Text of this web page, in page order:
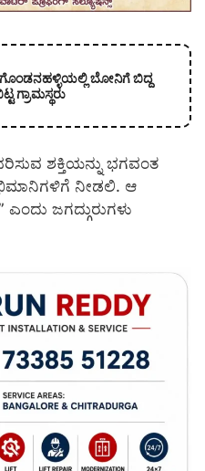
ಬೋನಿಗೆ ಬಿದ್ದ
ಗ್ರಾಮಸ್ಥರು
ಶಕ್ತಿಯನ್ನು ಭಗವಂತ
ನೀಡಲಿ. ಆ
ಎಂದು ಜಗದ್ಗುರುಗಳು